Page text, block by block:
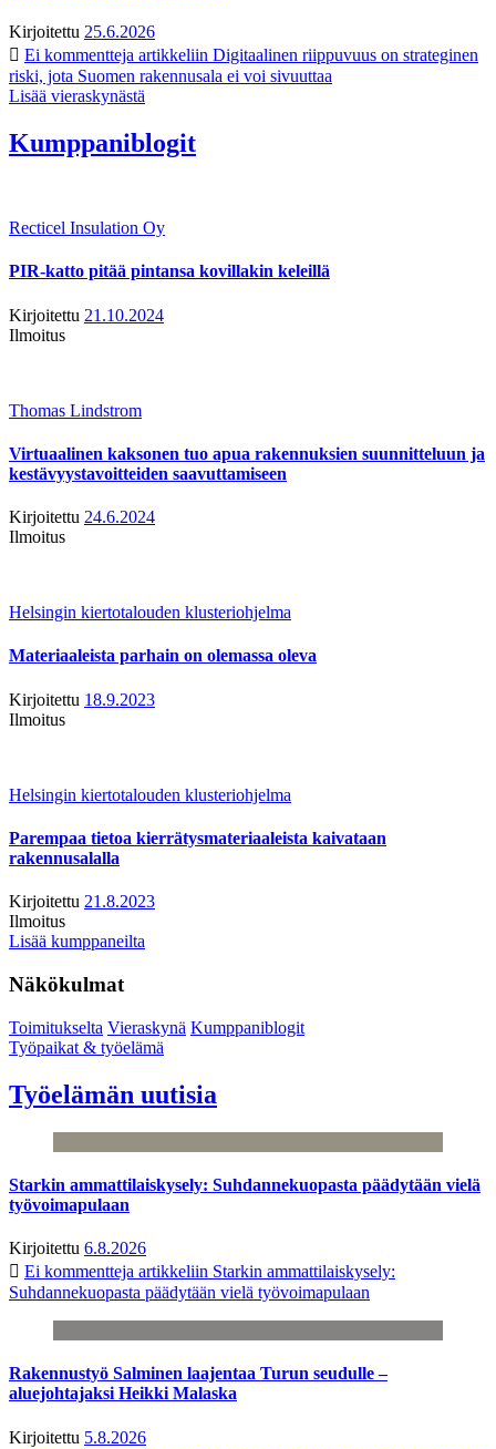
Kirjoitettu 25.6.2026
Ei kommentteja artikkeliin Digitaalinen riippuvuus on strateginen
riski, jota Suomen rakennusala ei voi sivuuttaa
Lisää vieraskynästä
Kumppaniblogit
Recticel Insulation Oy
PIR-katto pitää pintansa kovillakin keleillä
Kirjoitettu 21.10.2024
Ilmoitus
Thomas Lindstrom
Virtuaalinen kaksonen tuo apua rakennuksien suunnitteluun ja
kestävyystavoitteiden saavuttamiseen
Kirjoitettu 24.6.2024
Ilmoitus
Helsingin kiertotalouden klusteriohjelma
Materiaaleista parhain on olemassa oleva
Kirjoitettu 18.9.2023
Ilmoitus
Helsingin kiertotalouden klusteriohjelma
Parempaa tietoa kierrätysmateriaaleista kaivataan
rakennusalalla
Kirjoitettu 21.8.2023
Ilmoitus
Lisää kumppaneilta
Näkökulmat
Toimitukselta Vieraskynä Kumppaniblogit
Työpaikat & työelämä
Työelämän uutisia
Starkin ammattilaiskysely: Suhdannekuopasta päädytään vielä
työvoimapulaan
Kirjoitettu 6.8.2026
Ei kommentteja artikkeliin Starkin ammattilaiskysely:
Suhdannekuopasta päädytään vielä työvoimapulaan
Rakennustyö Salminen laajentaa Turun seudulle –
aluejohtajaksi Heikki Malaska
Kirjoitettu 5.8.2026